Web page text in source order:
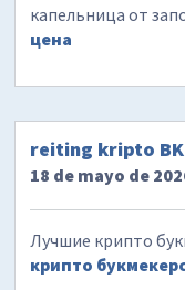
капельница от
цена
reiting kripto
18 de mayo de
Лучшие крипто
крипто